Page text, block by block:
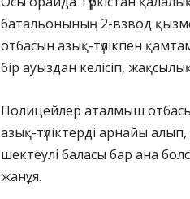
батальонының 2-взвод
отбасын азық-түлікпен
бір ауыздан келісіп,
Полицейлер аталмыш
азық-түліктерді арнайы
шектеулі баласы бар ана
жанұя.